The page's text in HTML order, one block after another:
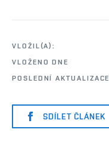
VLOŽIL(A):
VLOŽENO DNE
POSLEDNÍ AKTUALIZACE
SDÍLET ČLÁNEK